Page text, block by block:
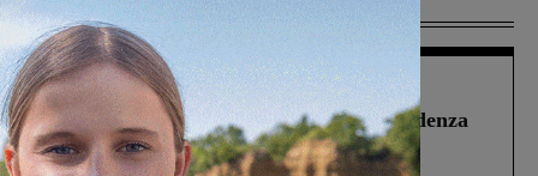
Più lette
Figline Incisa Valdarno 1 Agosto 2026
Piscina di Figline finanziata oltre la scadenza
Pnrr, il gruppo di Fratelli d’Italia: “Un
ringraziamento al Governo”